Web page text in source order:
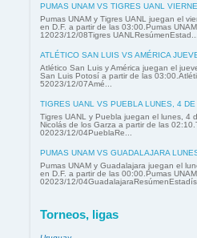
PUMAS UNAM VS TIGRES UANL
Pumas UNAM y Tigres UANL juegan el
en D.F. a partir de las 03:00.Pumas
12023/12/08Tigres UANLResúmenEstad...
ATLÉTICO SAN LUIS VS AMÉRICA
Atlético San Luis y América juegan el
San Luis Potosí a partir de las
52023/12/07Amé...
TIGRES UANL VS PUEBLA LUNES, 4 DE
Tigres UANL y Puebla juegan el lunes, 4
Nicolás de los Garza a partir de las
02023/12/04PueblaRe...
PUMAS UNAM VS GUADALAJARA
Pumas UNAM y Guadalajara juegan el
en D.F. a partir de las 00:00.Pumas
02023/12/
Torneos, ligas